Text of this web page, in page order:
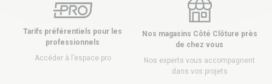
Tarifs préférentiels pour les
professionnels
Accéder à l’espace pro
Nos magasins Côté Clôture près
de chez vous
Nos experts vous accompagnent
dans vos projets